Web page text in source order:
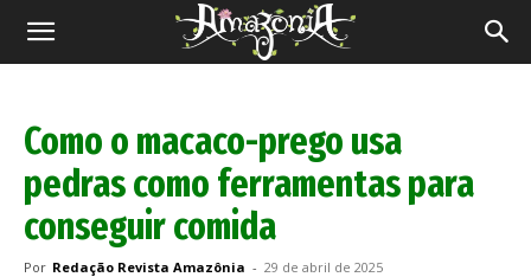
Revista
Como o macaco-prego usa
pedras como ferramentas para
conseguir comida
Por Redação Revista Amazônia - 29 de abril de 2025